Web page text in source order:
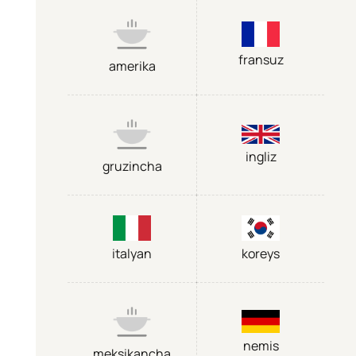
amerika fransuz
gruzincha
ingliz
italyan koreys
nemis